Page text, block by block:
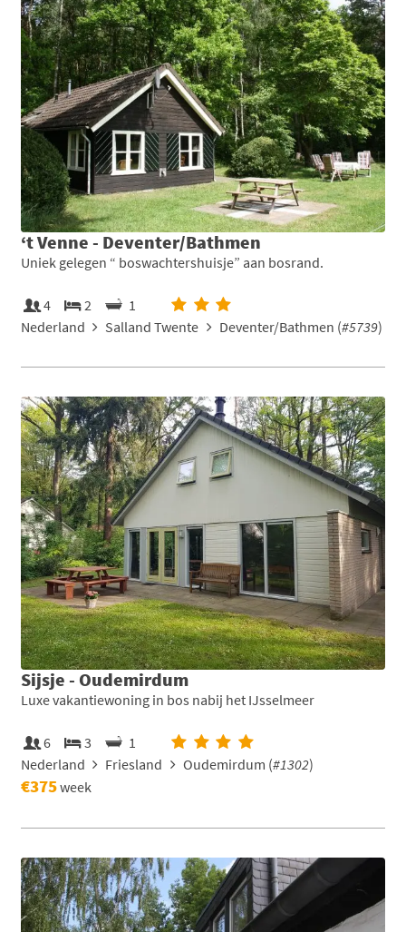
‘t Venne - Deventer/Bathmen
Uniek gelegen “ boswachtershuisje” aan bosrand.
4 2
1
Nederland
Salland Twente Deventer/Bathmen (#5739)
Sijsje - Oudemirdum
Luxe vakantiewoning in bos nabij het IJsselmeer
6 3
1
Nederland
Friesland Oudemirdum (#1302)
€375week